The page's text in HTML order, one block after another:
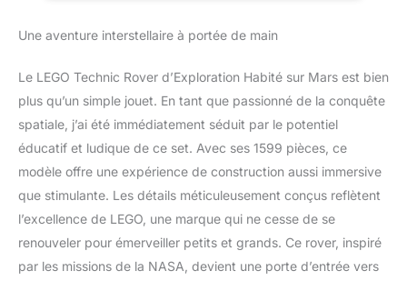
42180
thème de l’espace riche
de construction spatial
inclut un plateau de
véhicule extensible, une
mobile, un ascenseur, un
générateur, des balises,
un rover compagnon, un
espace de vie et un
cockpit Rover robot
extensible et rétractable –
Le modèle témoigne de
Une aventure interstellaire à portée de main
Le LEGO Technic Rover d’Exploration Habité sur Mars est bien
plus qu’un simple jouet. En tant que passionné de la conquête
spatiale, j’ai été immédiatement séduit par le potentiel
éducatif et ludique de ce set. Avec ses 1599 pièces, ce
modèle offre une expérience de construction aussi immersive
que stimulante. Les détails méticuleusement conçus reflètent
l’excellence de LEGO, une marque qui ne cesse de se
renouveler pour émerveiller petits et grands. Ce rover, inspiré
par les missions de la NASA, devient une porte d’entrée vers